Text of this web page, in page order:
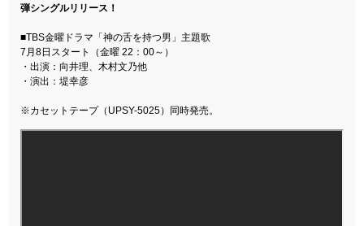
弾シングルリリース！
■TBS金曜ドラマ「神の舌を持つ男」主題歌
7月8日スタート（金曜 22：00～）
・出演：向井理、木村文乃他
・演出：堤幸彦
※カセットテープ（UPSY-5025）同時発売。